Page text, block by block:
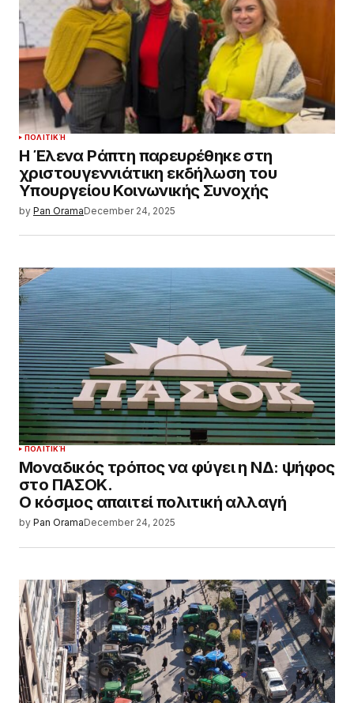
ΠΟΛΙΤΙΚΉ
Η Έλενα Ράπτη παρευρέθηκε στη
χριστουγεννιάτικη εκδήλωση του
Υπουργείου Κοινωνικής Συνοχής
by Pan OramaDecember 24, 2025
ΠΟΛΙΤΙΚΉ
Μοναδικός τρόπος να φύγει η ΝΔ: ψήφος
στο ΠΑΣΟΚ.
Ο κόσμος απαιτεί πολιτική αλλαγή
by Pan OramaDecember 24, 2025